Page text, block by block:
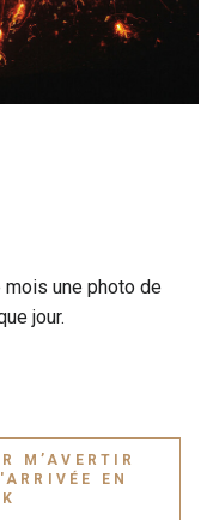
mois une photo de
jour.
EN